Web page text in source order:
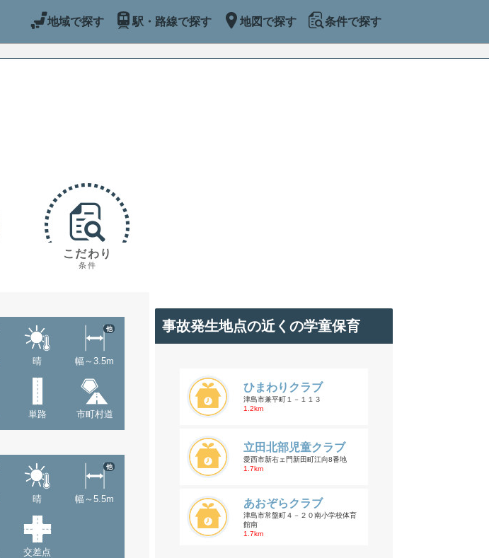
地域で探す 駅・路線で探す 地図で探す 条件で探す
こだわり
条件
晴 幅～3.5m
他
単路 市町村道
晴 幅～5.5m
他
交差点
事故発生地点の近くの学童保育
ひまわりクラブ
津島市兼平町１－１１３
1.2km
立田北部児童クラブ
愛西市新右ェ門新田町江向8番地
1.7km
あおぞらクラブ
津島市常盤町４－２０南小学校体育
館南
1.7km